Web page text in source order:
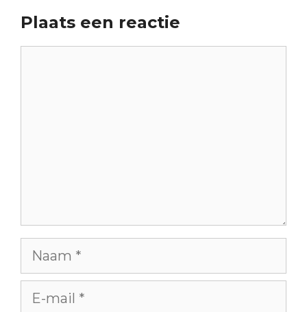
Plaats een reactie
Naam
E-